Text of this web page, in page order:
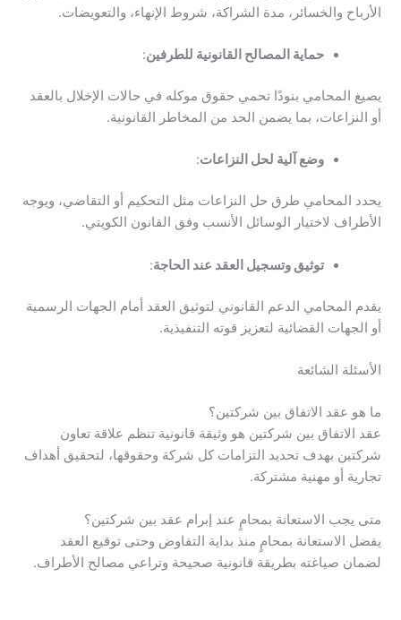
الأرباح والخسائر، مدة الشراكة، شروط الإنهاء، والتعويضات.
حماية المصالح القانونية للطرفين:
يصيغ المحامي بنودًا تحمي حقوق موكله في حالات الإخلال بالعقد
أو النزاعات، بما يضمن الحد من المخاطر القانونية.
وضع آلية لحل النزاعات:
يحدد المحامي طرق حل النزاعات مثل التحكيم أو التقاضي، ويوجه
الأطراف لاختيار الوسائل الأنسب وفق القانون الكويتي.
توثيق وتسجيل العقد عند الحاجة:
يقدم المحامي الدعم القانوني لتوثيق العقد أمام الجهات الرسمية
أو الجهات القضائية لتعزيز قوته التنفيذية.
الأسئلة الشائعة
ما هو عقد الاتفاق بين شركتين؟
عقد الاتفاق بين شركتين هو وثيقة قانونية تنظم علاقة تعاون
شركتين بهدف تحديد التزامات كل شركة وحقوقها، لتحقيق أهداف
تجارية أو مهنية مشتركة.
متى يجب الاستعانة بمحامٍ عند إبرام عقد بين شركتين؟
يفضل الاستعانة بمحامٍ منذ بداية التفاوض وحتى توقيع العقد
لضمان صياغته بطريقة قانونية صحيحة وتراعي مصالح الأطراف.